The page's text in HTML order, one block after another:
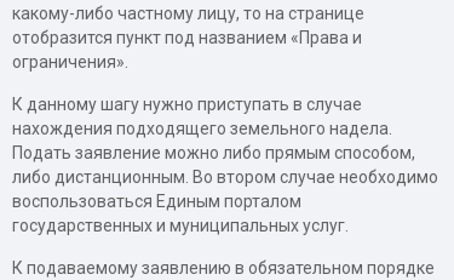
какому-либо частному лицу, то на странице
отобразится пункт под названием «Права и
ограничения».
К данному шагу нужно приступать в случае
нахождения подходящего земельного надела.
Подать заявление можно либо прямым способом,
либо дистанционным. Во втором случае необходимо
воспользоваться Единым порталом
государственных и муниципальных услуг.
К подаваемому заявлению в обязательном порядке